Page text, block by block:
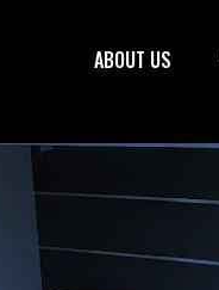
ABOUT US